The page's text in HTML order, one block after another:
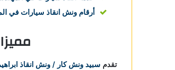
أرقام ونش انقاذ سيارات في
تقدم سبيد ونش كار / ونش انقاذ